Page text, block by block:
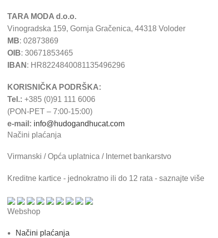
TARA MODA d.o.o.
Vinogradska 159, Gornja Gračenica, 44318 Voloder
MB: 02873869
OIB: 30671853465
IBAN : HR8224840081135496296
KORISNIČKA PODRŠKA:
Tel.: +385 (0)91 111 6006
(PON-PET – 7:00-15:00)
e-mail: info@hudogandhucat.com
Načini plaćanja
Virmanski / Opća uplatnica / Internet bankarstvo
Kreditne kartice - jednokratno ili do 12 rata - saznajte više
Webshop
Načini plaćanja